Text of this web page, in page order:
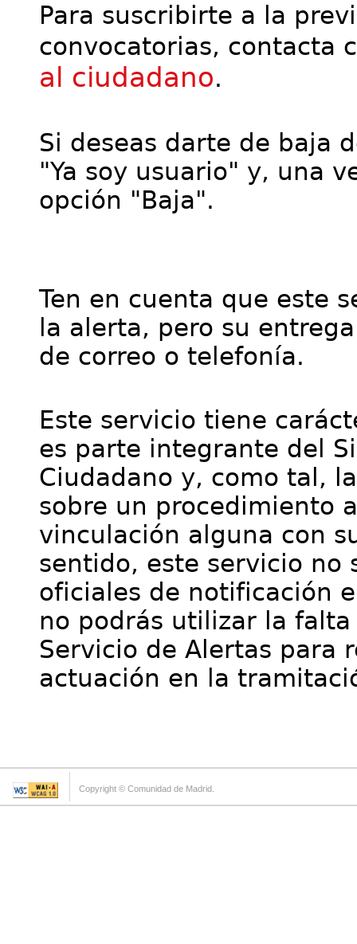
Para suscribirte a la
convocatorias, contacta
al ciudadano.
Si deseas darte de baja
"Ya soy usuario" y, una
opción "Baja".
Ten en cuenta que este
la alerta, pero su
de correo o telefonía.
Este servicio tiene
es parte integrante del
Ciudadano y, como tal,
sobre un procedimiento
vinculación alguna con
sentido, este servicio no
oficiales de notificación
no podrás utilizar la
Servicio de Alertas para
actuación en la
Copyright © Comunidad de Madrid.